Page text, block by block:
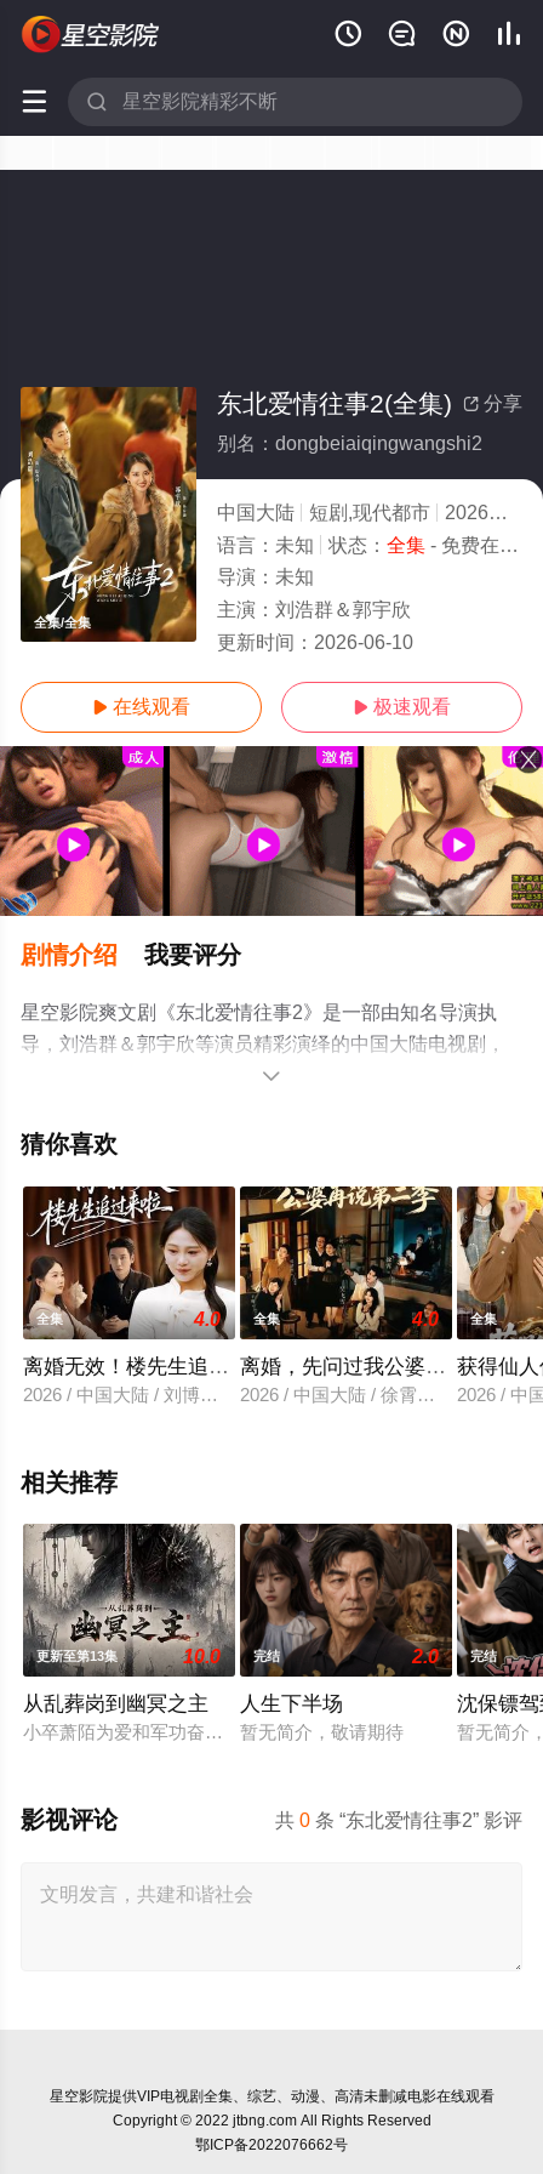
   
 
全集/全集
 分享
东北爱情往事2(全集)
别名：dongbeiaiqingwangshi2
中国大陆 短剧,现代都市 2026
3.0
语言： 未知 状态： 全集- 免费在线观看
导演： 未知
主演： 刘浩群＆郭宇欣
更新时间： 2026-06-10
 在线观看  极速观看
剧情介绍 我要评分
星空影院爽文剧《东北爱情往事2》是一部由知名导演执
导，刘浩群＆郭宇欣等演员精彩演绎的中国大陆电视剧，
大结局剧情已揭晓（全集），超前点播免费观看高清无删
步至豆瓣电视剧、电视猫或剧情网等平台了解。

猜你喜欢
全集 4.0
离婚无效！楼先生追过来啦
2026 / 中国大陆 / 刘博洋＆崔秀子
全集 4.0
离婚，先问过我公婆再说第二季
2026 / 中国大陆 / 徐霄＆吴飞雪
全集
获得仙
2026 / 中
相关推荐
更新至第13集 10.0
从乱葬岗到幽冥之主
小卒萧陌为爱和军功奋斗三年，却被恋人柳莺儿与将军之子赵昊
完结 2.0
人生下半场
暂无简介，敬请期待
完结
沈保镖
暂无简介
共0 条 “东北爱情往事2” 影评
影视评论
星空影院提供VIP电视剧全集、综艺、动漫、高清未删减电影在线观看
Copyright © 2022 jtbng.com All Rights Reserved
鄂ICP备2022076662号